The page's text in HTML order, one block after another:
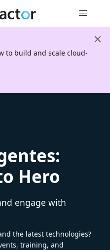
to build and scale cloud-
Hero
engage with
the latest technologies?
training, and